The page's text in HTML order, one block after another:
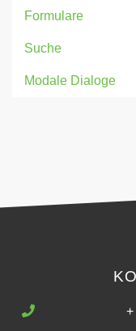
Formulare
Suche
Modale Dialoge
+